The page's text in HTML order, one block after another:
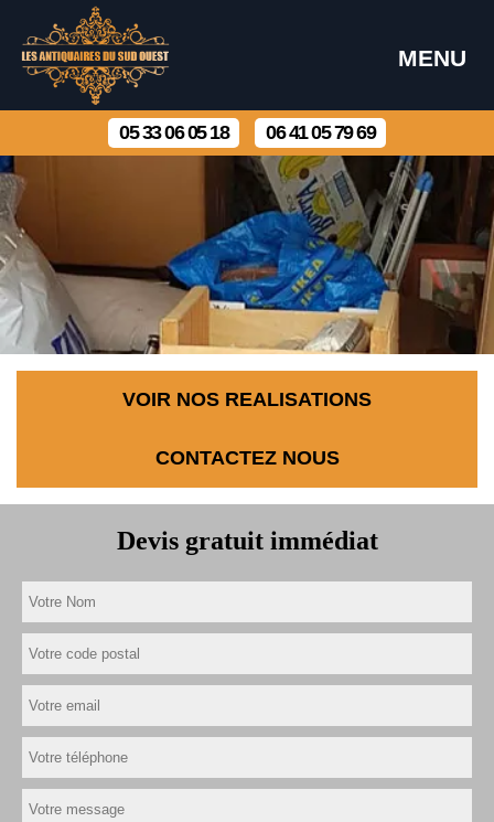
MENU
05 33 06 05 18 06 41 05 79 69
VOIR NOS REALISATIONS
CONTACTEZ NOUS
Devis gratuit immédiat